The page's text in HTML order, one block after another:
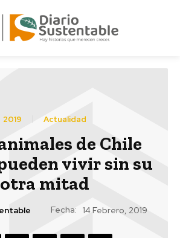
2019 Actualidad
de Chile
vivir sin su
otra mitad
Fecha: 14 Febrero, 2019